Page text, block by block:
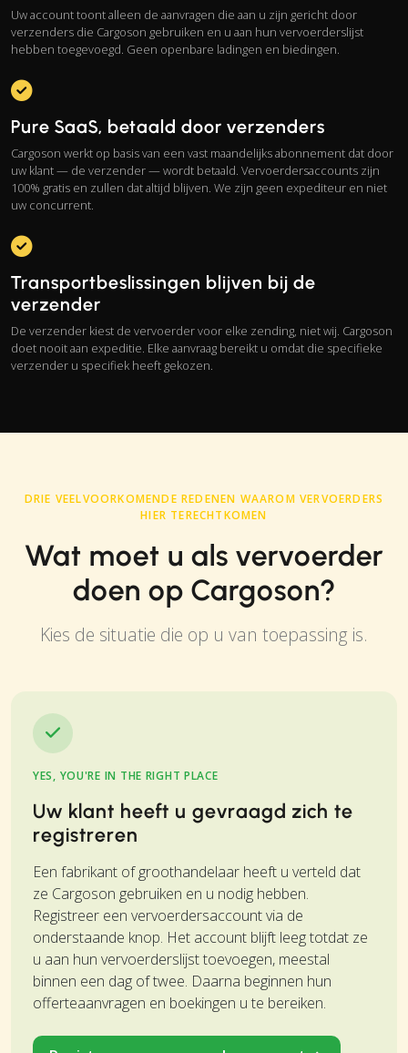
Uw account toont alleen de aanvragen die aan u zijn gericht door
verzenders die Cargoson gebruiken en u aan hun vervoerderslijst
hebben toegevoegd. Geen openbare ladingen en biedingen.
Pure SaaS, betaald door verzenders
Cargoson werkt op basis van een vast maandelijks abonnement dat door
uw klant — de verzender — wordt betaald. Vervoerdersaccounts zijn
100% gratis en zullen dat altijd blijven. We zijn geen expediteur en niet
uw concurrent.
Transportbeslissingen blijven bij de
verzender
De verzender kiest de vervoerder voor elke zending, niet wij. Cargoson
doet nooit aan expeditie. Elke aanvraag bereikt u omdat die specifieke
verzender u specifiek heeft gekozen.
DRIE VEELVOORKOMENDE REDENEN WAAROM VERVOERDERS
HIER TERECHTKOMEN
Wat moet u als vervoerder
doen op Cargoson?
Kies de situatie die op u van toepassing is.
YES, YOU'RE IN THE RIGHT PLACE
Uw klant heeft u gevraagd zich te
registreren
Een fabrikant of groothandelaar heeft u verteld dat
ze Cargoson gebruiken en u nodig hebben.
Registreer een vervoerdersaccount via de
onderstaande knop. Het account blijft leeg totdat ze
u aan hun vervoerderslijst toevoegen, meestal
binnen een dag of twee. Daarna beginnen hun
offerteaanvragen en boekingen u te bereiken.